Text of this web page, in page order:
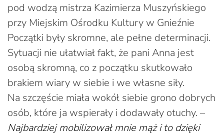
pod wodzą mistrza Kazimierza Muszyńskiego
przy Miejskim Ośrodku Kultury w Gnieźnie
Początki były skromne, ale pełne determinacji.
Sytuacji nie ułatwiał fakt, że pani Anna jest
osobą skromną, co z początku skutkowało
brakiem wiary w siebie i we własne siły.
Na szczęście miała wokół siebie grono dobrych
osób, które ja wspierały i dodawały otuchy. –
Najbardziej mobilizował mnie mąż i to dzięki